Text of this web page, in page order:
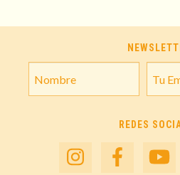
REDES